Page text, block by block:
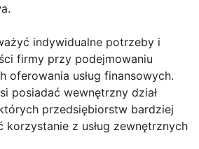
indywidualne potrzeby i
firmy przy podejmowaniu
oferowania usług finansowych.
posiadać wewnętrzny dział
przedsiębiorstw bardziej
korzystanie z usług zewnętrznych